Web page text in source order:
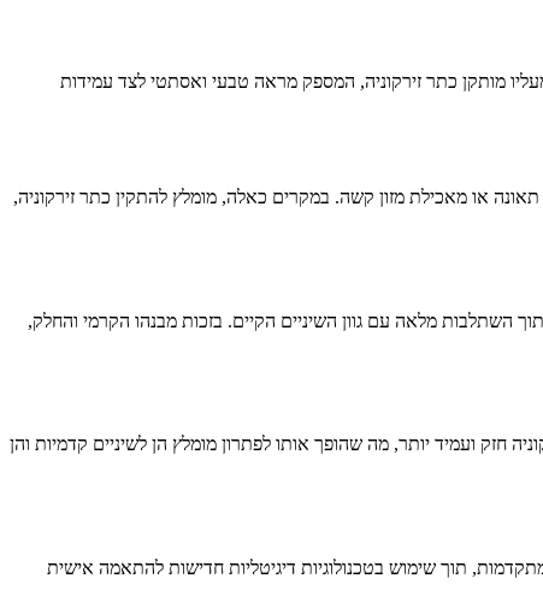
מותקן כתר זירקוניה, המספק מראה טבעי ואסתטי לצד עמידות
או מאכילת מזון קשה. במקרים כאלה, מומלץ להתקין כתר זירקוניה,
השתלבות מלאה עם גוון השיניים הקיים. בזכות מבנהו הקרמי והחלק,
ועמיד יותר, מה שהופך אותו לפתרון מומלץ הן לשיניים קדמיות והן
תוך שימוש בטכנולוגיות דיגיטליות חדישות להתאמה אישית